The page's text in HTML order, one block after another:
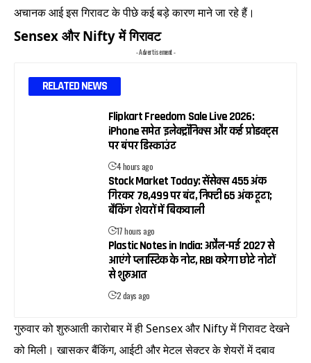
अचानक आई इस गिरावट के पीछे कई बड़े कारण माने जा रहे हैं।
Sensex और Nifty में गिरावट
- Advertisement -
RELATED NEWS
Flipkart Freedom Sale Live 2026:
iPhone समेत इलेक्ट्रॉनिक्स और कई प्रोडक्ट्स
पर बंपर डिस्काउंट
4 hours ago
Stock Market Today: सेंसेक्स 455 अंक
गिरकर 78,499 पर बंद, निफ्टी 65 अंक टूटा;
बैंकिंग शेयरों में बिकवाली
17 hours ago
Plastic Notes in India: अप्रैल-मई 2027 से
आएंगे प्लास्टिक के नोट, RBI करेगा छोटे नोटों
से शुरुआत
2 days ago
गुरुवार को शुरुआती कारोबार में ही Sensex और Nifty में गिरावट देखने
को मिली। खासकर बैंकिंग, आईटी और मेटल सेक्टर के शेयरों में दबाव